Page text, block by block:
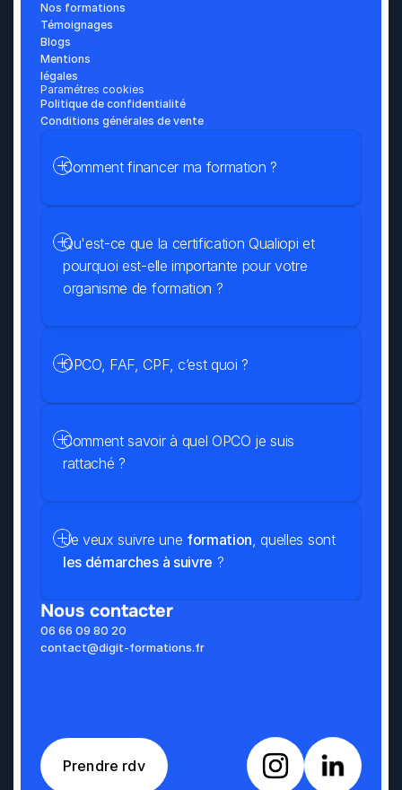
Nos formations
Témoignages
Blogs
Mentions
légales
Paramétres cookies
Politique de confidentialité
Conditions générales de vente
Nous contacter
06 66 09 80 20
contact@digit-formations.fr
Qu'est-ce que la certification Qualiopi et
pourquoi est-elle importante pour votre
organisme de formation ?
Comment savoir à quel OPCO je suis
rattaché ?
Je veux suivre une formation
, quelles sont
les démarches à suivre ?
Comment financer ma formation ?
OPCO, FAF, CPF, c’est quoi ?
Prendre rdv